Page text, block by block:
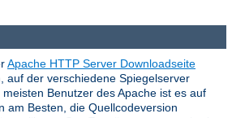
Apache HTTP Server Downloadseite
auf der verschiedene Spiegelserver
Benutzer des Apache ist es auf
am Besten, die Quellcodeversion